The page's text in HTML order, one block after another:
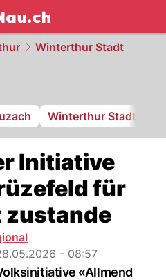
NAU.ch
Winterthur Stadt
Winterthur Stadt
Initiative
für
zustande
- 08:57
«Allmend